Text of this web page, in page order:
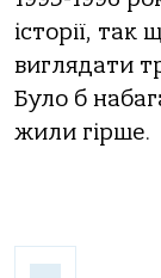
історії,
виглядати
Було б
жили гірше.